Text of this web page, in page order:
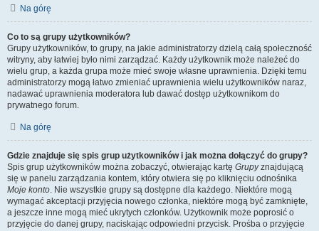
Na górę
Co to są grupy użytkowników?
Grupy użytkowników, to grupy, na jakie administratorzy dzielą całą społeczność
witryny, aby łatwiej było nimi zarządzać. Każdy użytkownik może należeć do
wielu grup, a każda grupa może mieć swoje własne uprawnienia. Dzięki temu
administratorzy mogą łatwo zmieniać uprawnienia wielu użytkowników naraz,
nadawać uprawnienia moderatora lub dawać dostęp użytkownikom do
prywatnego forum.
Na górę
Gdzie znajduje się spis grup użytkowników i jak można dołączyć do grupy?
Spis grup użytkowników można zobaczyć, otwierając kartę Grupyznajdującą
się w panelu zarządzania kontem, który otwiera się po kliknięciu odnośnika
Moje konto. Nie wszystkie grupy są dostępne dla każdego. Niektóre mogą
wymagać akceptacji przyjęcia nowego członka, niektóre mogą być zamknięte,
a jeszcze inne mogą mieć ukrytych członków. Użytkownik może poprosić o
przyjęcie do danej grupy, naciskając odpowiedni przycisk. Prośba o przyjęcie